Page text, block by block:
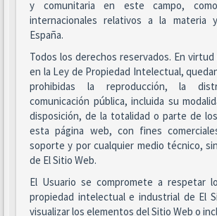
y comunitaria en este campo,
internacionales relativos a la materia
España.
Todos los derechos reservados. En
en la Ley de Propiedad Intelectual,
prohibidas la reproducción, la
comunicación pública, incluida su
disposición, de la totalidad o parte de
esta página web, con fines
soporte y por cualquier medio técnico,
de El Sitio Web.
El Usuario se compromete a respetar
propiedad intelectual e industrial de El
visualizar los elementos del Sitio Web o